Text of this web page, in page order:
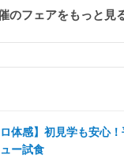
談いただけます。お料理で
学 平日ならではの落ち着
した結婚式をご希望のおふ
します。
のフェアをもっと見
体感】初見学も安心
ー試食